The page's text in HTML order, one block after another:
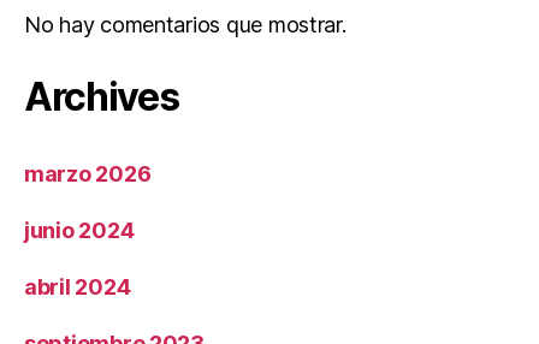
No hay comentarios que mostrar.
Archives
marzo 2026
junio 2024
abril 2024